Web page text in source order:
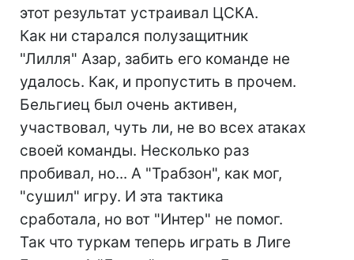
этот результат устраивал ЦСКА.
Как ни старался полузащитник
"Лилля" Азар, забить его команде не
удалось. Как, и пропустить в прочем.
Бельгиец был очень активен,
участвовал, чуть ли, не во всех атаках
своей команды. Несколько раз
пробивал, но... А "Трабзон", как мог,
"сушил" игру. И эта тактика
сработала, но вот "Интер" не помог.
Так что туркам теперь играть в Лиге